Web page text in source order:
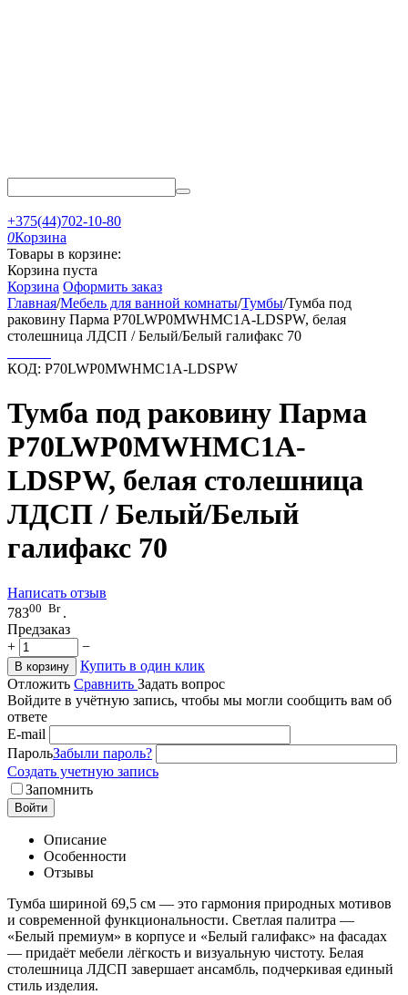
+375(44)702-10-80
0Корзина
Товары в корзине:
Корзина пуста
Корзина Оформить заказ
Главная/Мебель для ванной комнаты/Тумбы/Тумба под
раковину Парма P70LWP0MWHMC1A-LDSPW, белая
столешница ЛДСП / Белый/Белый галифакс 70
КОД: P70LWP0MWHMC1A-LDSPW
Тумба под раковину Парма
P70LWP0MWHMC1A-
LDSPW, белая столешница
ЛДСП / Белый/Белый
галифакс 70
Написать отзыв
78300 Br .
Предзаказ
+
−
В корзину
Купить в один клик
Отложить Сравнить Задать вопрос
Войдите в учётную запись, чтобы мы могли сообщить вам об
ответе
E-mail
ПарольЗабыли пароль?
Создать учетную запись
Запомнить
Войти
Описание
Особенности
Отзывы
Тумба шириной 69,5 см — это гармония природных мотивов
и современной функциональности. Светлая палитра —
«Белый премиум» в корпусе и «Белый галифакс» на фасадах
— придаёт мебели лёгкость и визуальную чистоту. Белая
столешница ЛДСП завершает ансамбль, подчеркивая единый
стиль изделия.